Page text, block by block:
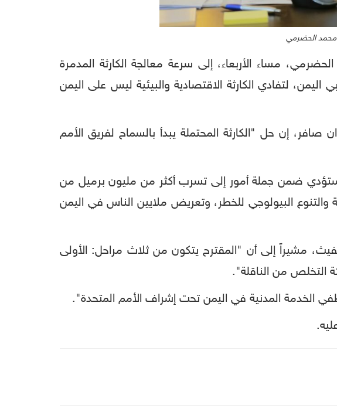
محمد الحضرمي
مساء الأربعاء، إلى سرعة معالجة الكارثة المدمرة
لتفادي الكارثة الاقتصادية والبيئية ليس على اليمن
إن حل "الكارثة المحتملة يبدأ بالسماح لفريق الأمم
ستؤدي ضمن جملة أمور إلى تسرب أكثر من مليون برميل من
والتنوع البيولوجي للخطر، وتعريض ملايين الناس في اليمن
مشيراً إلى أن "المقترح يتكون من ثلاث مراحل: الأولى
التخلص من الناقلة".
الخدمة المدنية في اليمن تحت إشراف الأمم المتحدة".